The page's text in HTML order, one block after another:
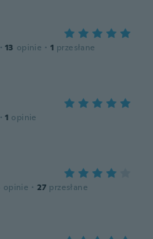
· 13 opinie · 1 przesłane
· 1 opinie
opinie · 27 przesłane